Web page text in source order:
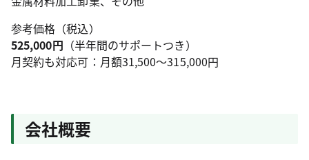
参考価格（税込）
525,000円 （半年間のサポートつき）
月契約も対応可：月額31,500～315,000円
会社概要